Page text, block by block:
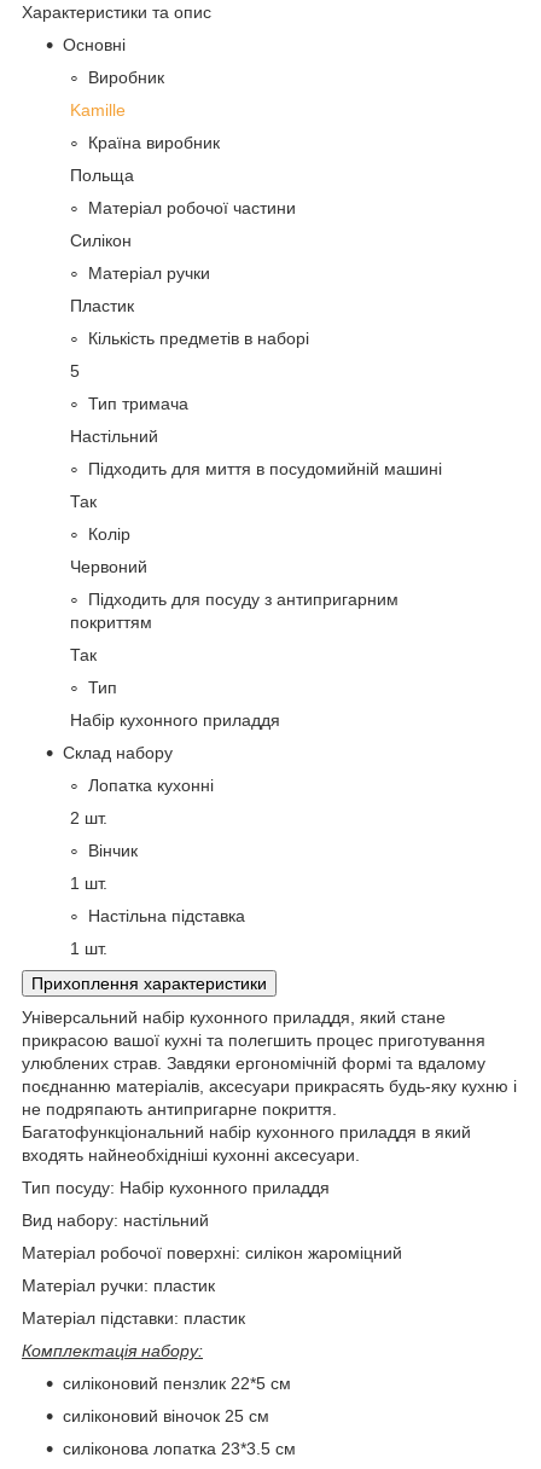
Характеристики та опис
Основні
Виробник
Kamille
Країна виробник
Польща
Матеріал робочої частини
Силікон
Матеріал ручки
Пластик
Кількість предметів в наборі
5
Тип тримача
Настільний
Підходить для миття в посудомийній машині
Так
Колір
Червоний
Підходить для посуду з антипригарним
покриттям
Так
Тип
Набір кухонного приладдя
Склад набору
Лопатка кухонні
2 шт.
Вінчик
1 шт.
Настільна підставка
1 шт.
Прихоплення характеристики
Універсальний набір кухонного приладдя, який стане
прикрасою вашої кухні та полегшить процес приготування
улюблених страв. Завдяки ергономічній формі та вдалому
поєднанню матеріалів, аксесуари прикрасять будь-яку кухню і
не подряпають антипригарне покриття.
Багатофункціональний набір кухонного приладдя в який
входять найнеобхідніші кухонні аксесуари.
Тип посуду: Набір кухонного приладдя
Вид набору: настільний
Матеріал робочої поверхні: силікон жароміцний
Матеріал ручки: пластик
Матеріал підставки: пластик
Комплектація набору:
силіконовий пензлик 22*5 см
силіконовий віночок 25 см
силіконова лопатка 23*3.5 см